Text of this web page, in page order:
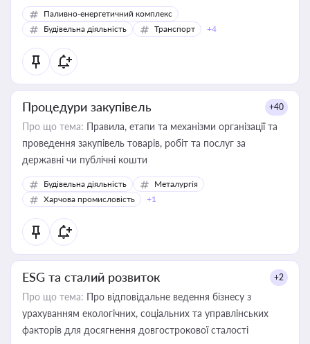
Паливно-енергетичний комплекс
Будівельна діяльність
Транспорт +4
Процедури закупівель +40
Про що тема: Правила, етапи та механізми організації та
проведення закупівель товарів, робіт та послуг за
державні чи публічні кошти
Будівельна діяльність
Металургія
Харчова промисловість
+1
ESG та сталий розвиток +2
Про що тема: Про відповідальне ведення бізнесу з
урахуванням екологічних, соціальних та управлінських
факторів для досягнення довгострокової сталості